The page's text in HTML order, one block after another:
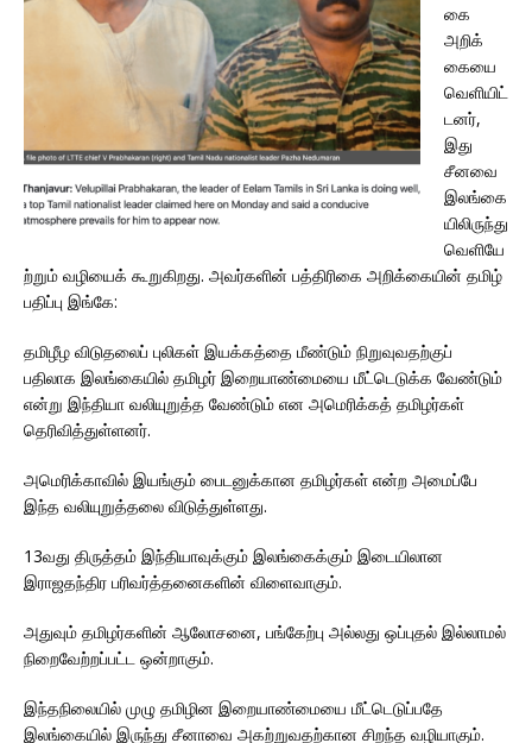
கை
அறிக்
கையை
வெளியிட்
டனர்,
இது
சீனவை
இலங்கை
யிலிருந்து
வெளியே
ற்றும் வழியைக் கூறுகிறது. அவர்களின் பத்திரிகை அறிக்கையின் தமிழ்
பதிப்பு இங்கே:
தமிழீழ விடுதலைப் புலிகள் இயக்கத்தை மீண்டும் நிறுவுவதற்குப்
பதிலாக இலங்கையில் தமிழர் இறையாண்மையை மீட்டெடுக்க வேண்டும்
என்று இந்தியா வலியுறுத்த வேண்டும் என அமெரிக்கத் தமிழர்கள்
தெரிவித்துள்ளனர்.
அமெரிக்காவில் இயங்கும் பைடனுக்கான தமிழர்கள் என்ற அமைப்பே
இந்த வலியுறுத்தலை விடுத்துள்ளது.
13வது திருத்தம் இந்தியாவுக்கும் இலங்கைக்கும் இடையிலான
இராஜதந்திர பரிவர்த்தனைகளின் விளைவாகும்.
அதுவும் தமிழர்களின் ஆலோசனை, பங்கேற்பு அல்லது ஒப்புதல் இல்லாமல்
நிறைவேற்றப்பட்ட ஒன்றாகும்.
இந்தநிலையில் முழு தமிழின இறையாண்மையை மீட்டெடுப்பதே
இலங்கையில் இருந்து சீனாவை அகற்றுவதற்கான சிறந்த வழியாகும்.